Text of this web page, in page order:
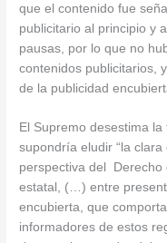
que el contenido fue
publicitario al principio y
pausas, por lo que no
contenidos publicitarios,
de la publicidad
El Supremo desestima
supondría eludir “la
perspectiva del Derecho
estatal, (…) entre
encubierta, que
informadores de estos